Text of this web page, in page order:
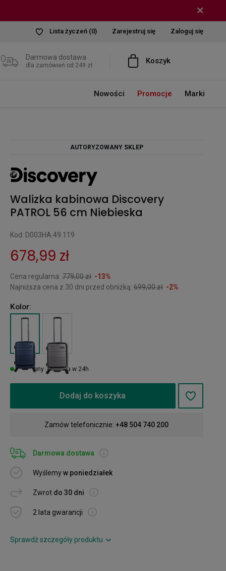
Lista życzeń (0) Zarejestruj się Zaloguj się
Darmowa dostawa
dla zamówień od 249 zł Koszyk
Nowości Promocje Marki
AUTORYZOWANY SKLEP
Walizka kabinowa Discovery
PATROL 56 cm Niebieska
Kod: D003HA.49.119
678,99 zł
Cena regularna: 779,00 zł -13%
Najniższa cena z 30 dni przed obniżką: 699,00 zł -2%
Kolor:
Dostępny - wysyłka w 24h
Dodaj do koszyka
Zamów telefonicznie:+48 504 740 200
Darmowa dostawa
Wyślemyw poniedziałek
Zwrot do 30 dni
2 lata gwarancji
Sprawdź szczegóły produktu ›